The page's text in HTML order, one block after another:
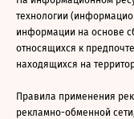
технологии
информации на основе
относящихся к
находящихся на
Правила применения
рекламно-обменной